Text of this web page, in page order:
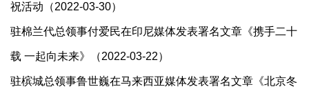
祝活动（2022-03-30）
驻棉兰代总领事付爱民在印尼媒体发表署名文章《携手二十
载 一起向未来》（2022-03-22）
驻槟城总领事鲁世巍在马来西亚媒体发表署名文章《北京冬